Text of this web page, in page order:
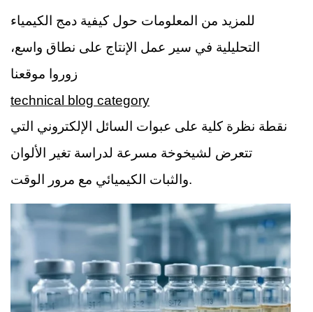
للمزيد من المعلومات حول كيفية دمج الكيمياء
التحليلية في سير عمل الإنتاج على نطاق واسع،
زوروا موقعنا
technical blog category
نقطة نظرة كلية على عبوات السائل الإلكتروني التي
تتعرض لشيخوخة مسرعة لدراسة تغير الألوان
والثبات الكيميائي مع مرور الوقت.